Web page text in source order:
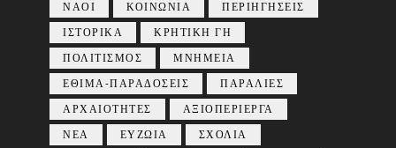
ΝΑΟΙ ΚΟΙΝΩΝΙΑ
ΠΕΡΙΗΓΗΣΕΙΣ
ΙΣΤΟΡΙΚΑ
ΚΡΗΤΙΚΗ ΓΗ
ΠΟΛΙΤΙΣΜΟΣ
ΜΝΗΜΕΙΑ
ΕΘΙΜΑ-ΠΑΡΑΔΟΣΕΙΣ
ΠΑΡΑΛΙΕΣ
ΑΡΧΑΙΟΤΗΤΕΣ
ΑΞΙΟΠΕΡΙΕΡΓΑ
ΝΕΑ
ΕΥΖΩΙΑ
ΣΧΟΛΙΑ